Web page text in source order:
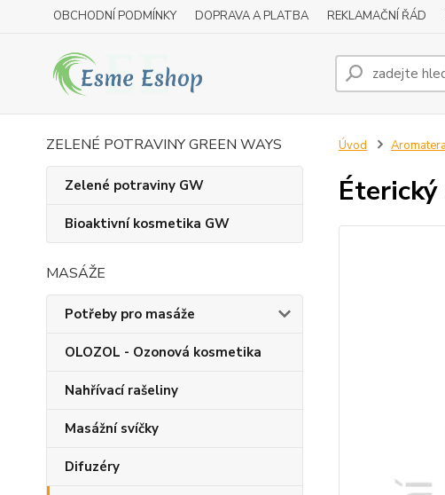
OBCHODNÍ PODMÍNKY DOPRAVA A PLATBA REKLAMAČNÍ ŘÁD
ZELENÉ POTRAVINY GREEN WAYS
Zelené potraviny GW
Bioaktivní kosmetika GW
MASÁŽE
Potřeby pro masáže
OLOZOL - Ozonová kosmetika
Nahřívací rašeliny
Masážní svíčky
Difuzéry
Úvod